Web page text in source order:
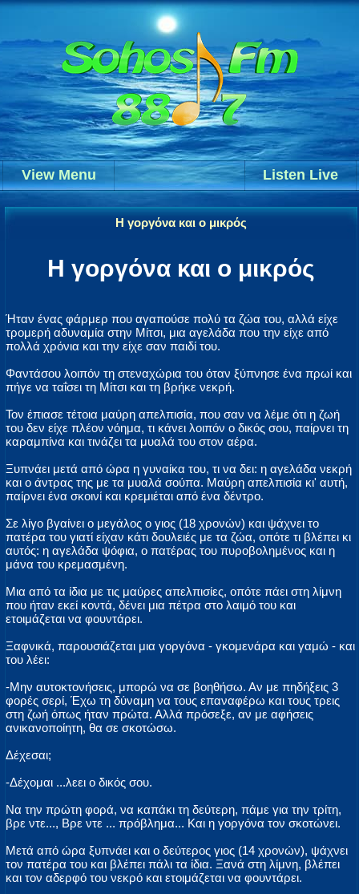
Listen Live
View Menu
Η γοργόνα και ο μικρός
Η γοργόνα και ο μικρός
Ήταν ένας φάρμερ που αγαπούσε πολύ τα ζώα του, αλλά είχε
τρομερή αδυναμία στην Μίτσι, μια αγελάδα που την είχε από
πολλά χρόνια και την είχε σαν παιδί του.
Φαντάσου λοιπόν τη στεναχώρια του όταν ξύπνησε ένα πρωί και
πήγε να ταΐσει τη Μίτσι και τη βρήκε νεκρή.
Τον έπιασε τέτοια μαύρη απελπισία, που σαν να λέμε ότι η ζωή
του δεν είχε πλέον νόημα, τι κάνει λοιπόν ο δικός σου, παίρνει τη
καραμπίνα και τινάζει τα μυαλά του στον αέρα.
Ξυπνάει μετά από ώρα η γυναίκα του, τι να δει: η αγελάδα νεκρή
και ο άντρας της με τα μυαλά σούπα. Μαύρη απελπισία κι' αυτή,
παίρνει ένα σκοινί και κρεμιέται από ένα δέντρο.
Σε λίγο βγαίνει ο μεγάλος ο γιος (18 χρονών) και ψάχνει το
πατέρα του γιατί είχαν κάτι δουλειές με τα ζώα, οπότε τι βλέπει κι
αυτός: η αγελάδα ψόφια, ο πατέρας του πυροβολημένος και η
μάνα του κρεμασμένη.
Μια από τα ίδια με τις μαύρες απελπισίες, οπότε πάει στη λίμνη
που ήταν εκεί κοντά, δένει μια πέτρα στο λαιμό του και
ετοιμάζεται να φουντάρει.
Ξαφνικά, παρουσιάζεται μια γοργόνα - γκομενάρα και γαμώ - και
του λέει:
-Μην αυτοκτονήσεις, μπορώ να σε βοηθήσω. Αν με πηδήξεις 3
φορές σερί, Έχω τη δύναμη να τους επαναφέρω και τους τρεις
στη ζωή όπως ήταν πρώτα. Αλλά πρόσεξε, αν με αφήσεις
ανικανοποίητη, θα σε σκοτώσω.
Δέχεσαι;
-Δέχομαι ...λεει ο δικός σου.
Να την πρώτη φορά, να καπάκι τη δεύτερη, πάμε για την τρίτη,
βρε ντε..., Βρε ντε ... πρόβλημα... Και η γοργόνα τον σκοτώνει.
Μετά από ώρα ξυπνάει και ο δεύτερος γιος (14 χρονών), ψάχνει
τον πατέρα του και βλέπει πάλι τα ίδια. Ξανά στη λίμνη, βλέπει
και τον αδερφό του νεκρό και ετοιμάζεται να φουντάρει.